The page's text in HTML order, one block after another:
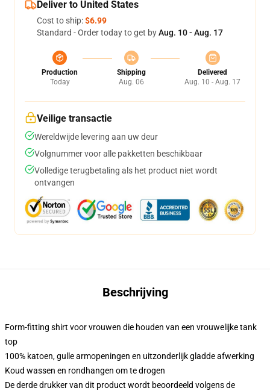
Deliver to United States
Cost to ship:$6.99
Standard - Order today to get byAug. 10 - Aug. 17
Production
Today
Shipping
Aug. 06
Delivered
Aug. 10 - Aug. 17
Veilige transactie
Wereldwijde levering aan uw deur
Volgnummer voor alle pakketten beschikbaar
Volledige terugbetaling als het product niet wordt
ontvangen
Beschrijving
Form-fitting shirt voor vrouwen die houden van een vrouwelijke tank
top
100% katoen, gulle armopeningen en uitzonderlijk gladde afwerking
Koud wassen en rondhangen om te drogen
De derde drukker van dit product wordt beoordeeld volgens de